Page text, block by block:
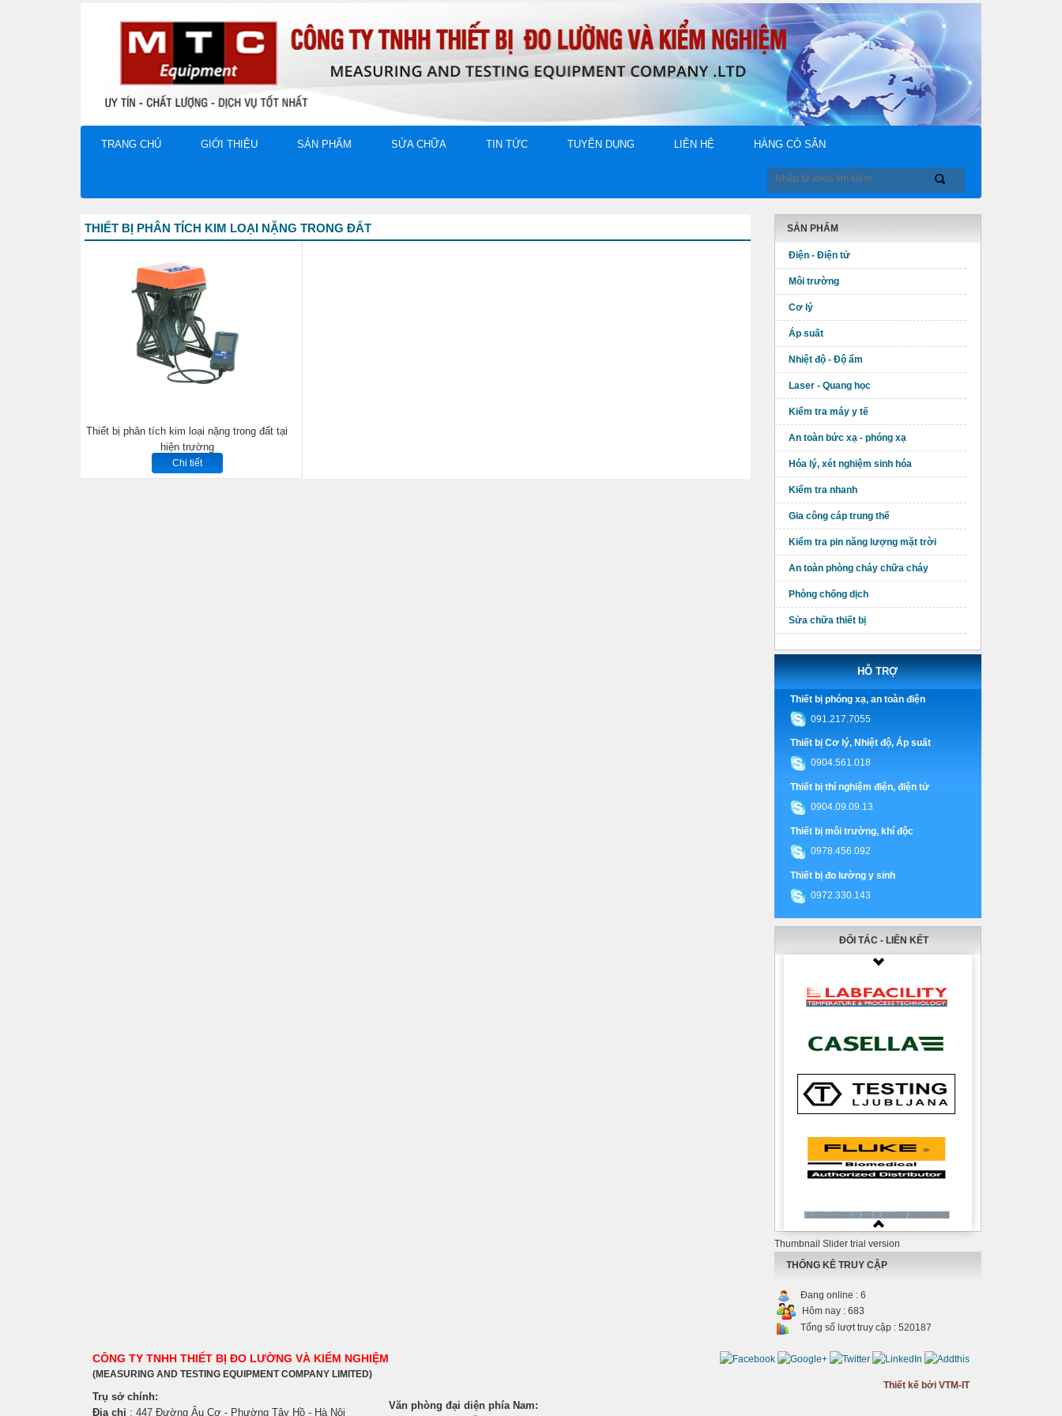
TRANG CHỦ GIỚI THIỆU SẢN PHẨM SỬA CHỮA TIN TỨC TUYỂN DỤNG LIÊN HỆ HÀNG CÓ SẴN
THIẾT BỊ PHÂN TÍCH KIM LOẠI NẶNG TRONG ĐẤT
Thiết bị phân tích kim loại nặng trong đất tại
hiện trường
Chi tiết
SẢN PHẨM
Điện - Điện tử
Môi trường
Cơ lý
Áp suất
Nhiệt độ - Độ ẩm
Laser - Quang học
Kiểm tra máy y tế
An toàn bức xạ - phóng xạ
Hóa lý, xét nghiệm sinh hóa
Kiểm tra nhanh
Gia công cáp trung thế
Kiểm tra pin năng lượng mặt trời
An toàn phòng cháy chữa cháy
Phòng chống dịch
Sửa chữa thiết bị
HỖ TRỢ
Thiết bị phóng xạ, an toàn điện
091.217.7055
Thiết bị Cơ lý, Nhiệt độ, Áp suất
0904.561.018
Thiết bị thí nghiệm điện, điện tử
0904.09.09.13
Thiết bị môi trường, khí độc
0978.456.092
Thiết bị đo lường y sinh
0972.330.143
ĐỐI TÁC - LIÊN KẾT
Thumbnail Slider trial version
THỐNG KÊ TRUY CẬP
Đang online : 6
Hôm nay : 683
Tổng số lượt truy cập : 520187
CÔNG TY TNHH THIẾT BỊ ĐO LƯỜNG VÀ KIỂM NGHIỆM
(MEASURING AND TESTING EQUIPMENT COMPANY LIMITED)
Trụ sở chính:
Địa chỉ : 447 Đường Âu Cơ - Phường Tây Hồ - Hà Nội
Văn phòng đại diện phía Nam:
Thiết kế bởi VTM-IT